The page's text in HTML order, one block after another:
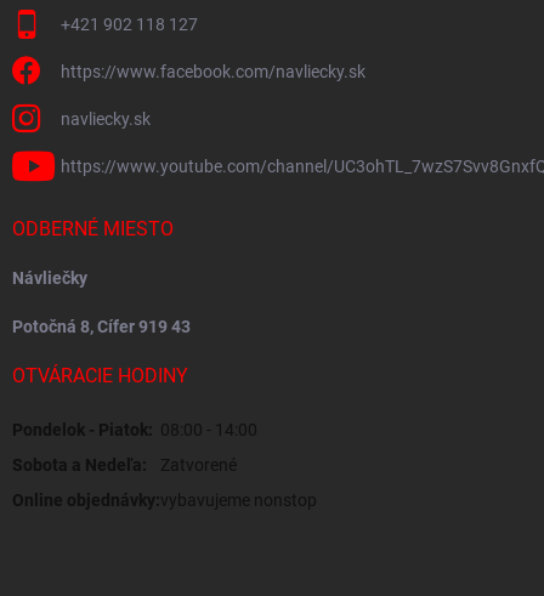
+421 902 118 127
https://www.facebook.com/navliecky.sk
navliecky.sk
https://www.youtube.com/channel/
ODBERNÉ MIESTO
Návliečky
Potočná 8, Cífer 919 43
OTVÁRACIE HODINY
Pondelok - Piatok: 08:00 - 14:00
Sobota a Nedeľa:
Zatvorené
Online objednávky:vybavujeme nonstop